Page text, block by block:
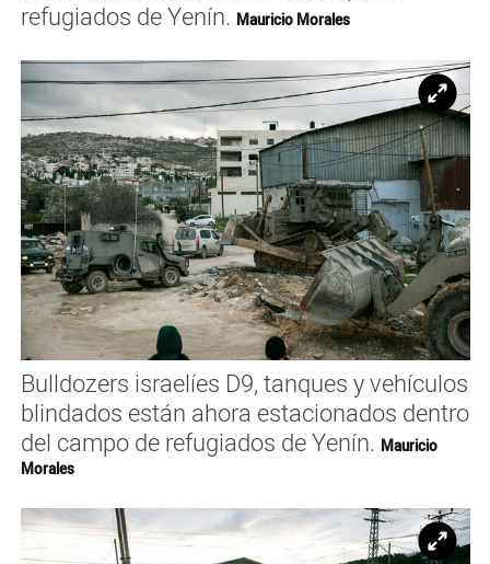
refugiados de Yenín. Mauricio Morales
Bulldozers israelíes D9, tanques y vehículos
blindados están ahora estacionados dentro
del campo de refugiados de Yenín. Mauricio
Morales